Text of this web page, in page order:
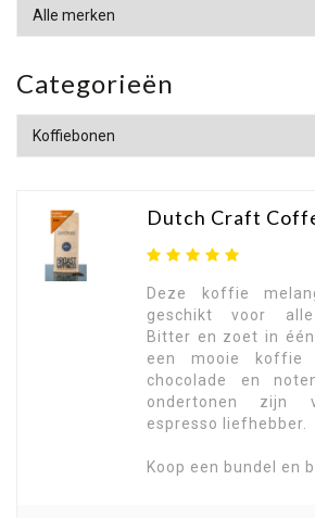
Categorieën
Dutch Craft
Deze koffie
geschikt voor alle
Bitter en zoet in
een mooie koffie
chocolade en
ondertonen zijn
espresso liefhebber.
Koop een bundel en